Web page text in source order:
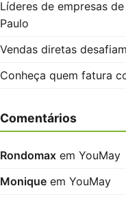
Líderes de empresas
Paulo
Vendas diretas
Conheça quem fatura
Comentários
Rondomax em YouMay
Monique em YouMay